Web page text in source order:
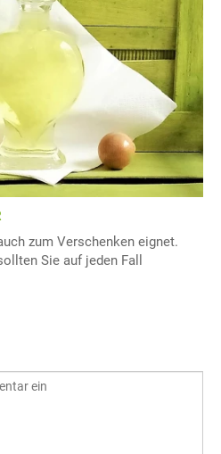
zum Verschenken eignet.
Sie auf jeden Fall